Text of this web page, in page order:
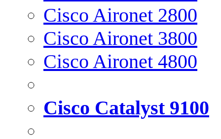
Cisco Aironet 2800
Cisco Aironet 3800
Cisco Aironet 4800
Cisco Catalyst 9100